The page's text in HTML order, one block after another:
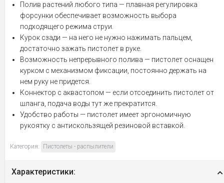
Полив растений любого типа — плавная регулировка
форсунки обеспечивает возможность выбора
подходящего режима струи.
Курок сзади — на него не нужно нажимать пальцем,
достаточно зажать пистолет в руке.
Возможность непрерывного полива — пистолет оснащен
курком с механизмом фиксации, постоянно держать на
нем руку не придется.
Коннектор с аквастопом — если отсоединить пистолет от
шланга, подача воды тут же прекратится.
Удобство работы — пистолет имеет эргономичную
рукоятку с антискользящей резиновой вставкой.
Категория: Пистолеты - распылители
Характеристики: